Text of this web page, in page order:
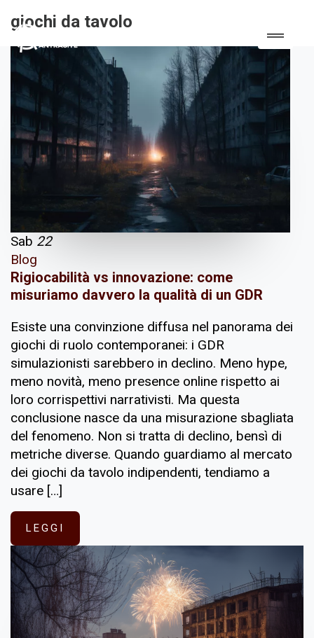
giochi da tavolo
Sab 22
Blog
Rigiocabilità vs innovazione: come
misuriamo davvero la qualità di un GDR
Esiste una convinzione diffusa nel panorama dei
giochi di ruolo contemporanei: i GDR
simulazionisti sarebbero in declino. Meno hype,
meno novità, meno presence online rispetto ai
loro corrispettivi narrativisti. Ma questa
conclusione nasce da una misurazione sbagliata
del fenomeno. Non si tratta di declino, bensì di
metriche diverse. Quando guardiamo al mercato
dei giochi da tavolo indipendenti, tendiamo a
usare […]
LEGGI